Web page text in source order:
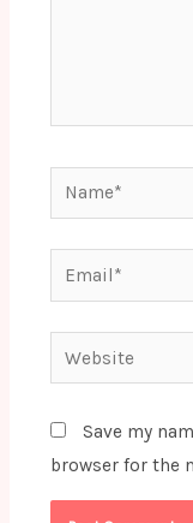
Name*
Email*
Website
Save my
browser for the